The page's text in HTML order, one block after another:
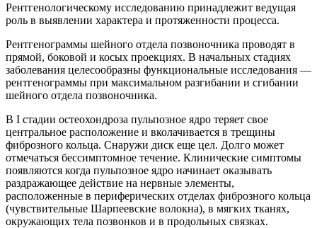
Рентгенологическому исследованию принадлежит ведущая
роль в выявлении характера и протяженности процесса.
Рентгенограммы шейного отдела позвоночника проводят в
прямой, боковой и косых проекциях. В начальных стадиях
заболевания целесообразны функциональные исследования —
рентгенограммы при максимальном разгибании и сгибании
шейного отдела позвоночника.
В I стадии остеохондроза пульпозное ядро теряет свое
центральное расположение и вколачивается в трещины
фиброзного кольца. Снаружи диск еще цел. Долго может
отмечаться бессимптомное течение. Клинические симптомы
появляются когда пульпозное ядро начинает оказывать
раздражающее действие на нервные элементы,
расположенные в периферических отделах фиброзного кольца
(чувствительные Шарпеевские волокна), в мягких тканях,
окружающих тела позвонков и в продольных связках.